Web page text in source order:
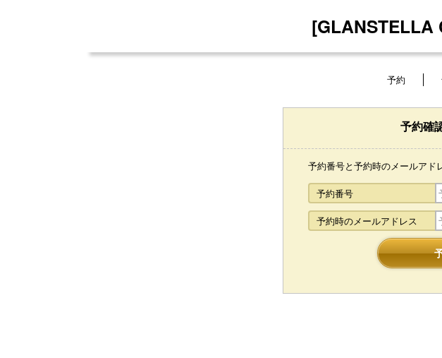
予約
予約確
予約番号と予約時のメールアド
予約番号
予約時のメールアドレス